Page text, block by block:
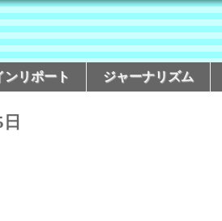
ンリポート ジャーナリズム